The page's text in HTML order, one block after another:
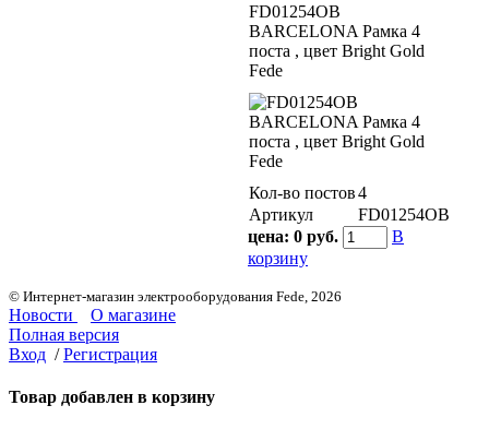
FD01254OB
BARCELONA Рамка 4
поста , цвет Bright Gold
Fede
Кол-во постов4
Артикул
FD01254OB
цена: 0 руб.
В
корзину
© Интернет-магазин электрооборудования Fede, 2026
Новости
О магазине
Полная версия
Вход / Регистрация
Товар добавлен в корзину